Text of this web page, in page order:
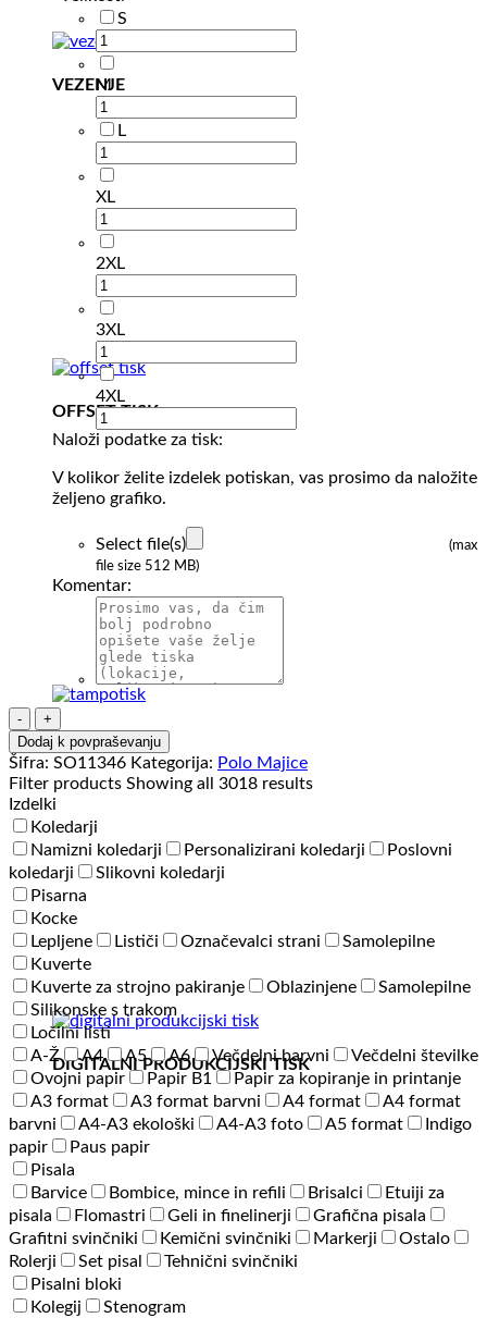
VEZENJE
OFFSET TISK
TAMPO TISK
DIGITALNI PRODUKCIJSKI TISK
S
M
L
XL
2XL
3XL
4XL
Naloži podatke za tisk:
V kolikor želite izdelek potiskan, vas prosimo da naložite
željeno grafiko.
Select file(s)
(max
file size 512 MB)
Komentar:
Polo
majica
kratek
rokav
Sol's
Perfect
Men
Polo
Shirt
količina
Dodaj k povpraševanju
Šifra: SO11346 Kategorija: Polo Majice
Filter products Showing all 3018 results
Izdelki
Koledarji
Namizni koledarji
Personalizirani koledarji
Poslovni
koledarji
Slikovni koledarji
Pisarna
Kocke
Lepljene
Lističi Označevalci strani
Samolepilne
Kuverte
Kuverte za strojno pakiranje
Oblazinjene
Samolepilne
Silikonske s trakom
Ločilni listi
A-Ž
A4 A5 A6 Večdelni barvni
Večdelni številke
Ovojni papir
Papir B1
Papir za kopiranje in printanje
A3 format
A3 format barvni A4 format
A4 format
barvni
A4-A3 ekološki A4-A3 foto A5 format
Indigo
papir
Paus papir
Pisala
Barvice
Bombice, mince in refili Brisalci
Etuiji za
pisala
Flomastri Geli in finelinerji
Grafična pisala
Grafitni svinčniki
Kemični svinčniki Markerji
Ostalo
Rolerji
Set pisal
Tehnični svinčniki
Pisalni bloki
Kolegij
Stenogram